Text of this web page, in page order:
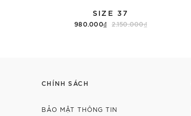
SIZE 37
980.000₫ 2.150.000₫
CHÍNH SÁCH
BẢO MẬT THÔNG TIN